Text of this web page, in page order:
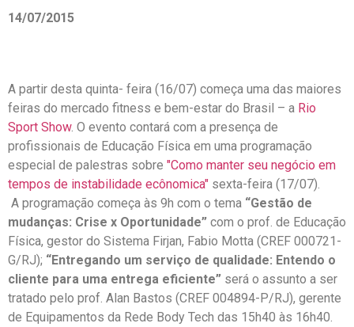
14/07/2015
A partir desta quinta- feira (16/07) começa uma das maiores
feiras do mercado fitness e bem-estar do Brasil – a Rio
Sport Show. O evento contará com a presença de
profissionais de Educação Física em uma programação
especial de palestras sobre "Como manter seu negócio em
tempos de instabilidade ecônomica" sexta-feira (17/07).
A programação começa às 9h com o tema “Gestão de
mudanças: Crise x Oportunidade” com o prof. de Educação
Física, gestor do Sistema Firjan, Fabio Motta (CREF 000721-
G/RJ); “Entregando um serviço de qualidade: Entendo o
cliente para uma entrega eficiente” será o assunto a ser
tratado pelo prof. Alan Bastos (CREF 004894-P/RJ), gerente
de Equipamentos da Rede Body Tech das 15h40 às 16h40.